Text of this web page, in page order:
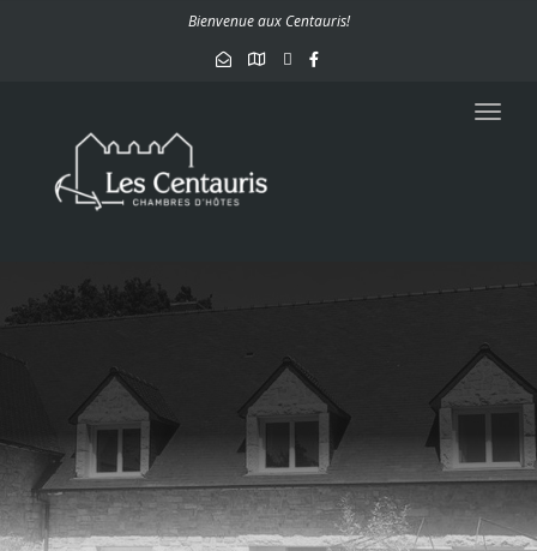
Bienvenue aux Centauris!